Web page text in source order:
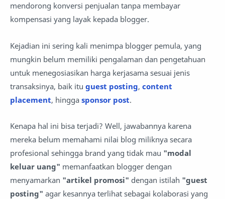
mendorong konversi penjualan tanpa membayar
kompensasi yang layak kepada blogger.
Kejadian ini sering kali menimpa blogger pemula, yang
mungkin belum memiliki pengalaman dan pengetahuan
untuk menegosiasikan harga kerjasama sesuai jenis
transaksinya, baik itu guest posting, content
placement, hingga sponsor post.
Kenapa hal ini bisa terjadi? Well, jawabannya karena
mereka belum memahami nilai blog miliknya secara
profesional sehingga brand yang tidak mau "modal
keluar uang" memanfaatkan blogger dengan
menyamarkan "artikel promosi" dengan istilah "guest
posting" agar kesannya terlihat sebagai kolaborasi yang